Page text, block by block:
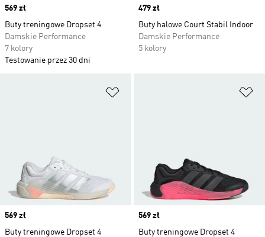
Price
569 zł
Buty treningowe Dropset 4
Damskie Performance
7 kolory
Testowanie przez 30 dni
Price
479 zł
Buty halowe Court Stabil Indoor
Damskie Performance
5 kolory
Price
569 zł
Buty treningowe Dropset 4
Price
569 zł
Buty treningowe Dropset 4